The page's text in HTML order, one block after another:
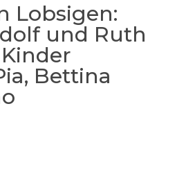
Lobsigen:
und Ruth
Bettina